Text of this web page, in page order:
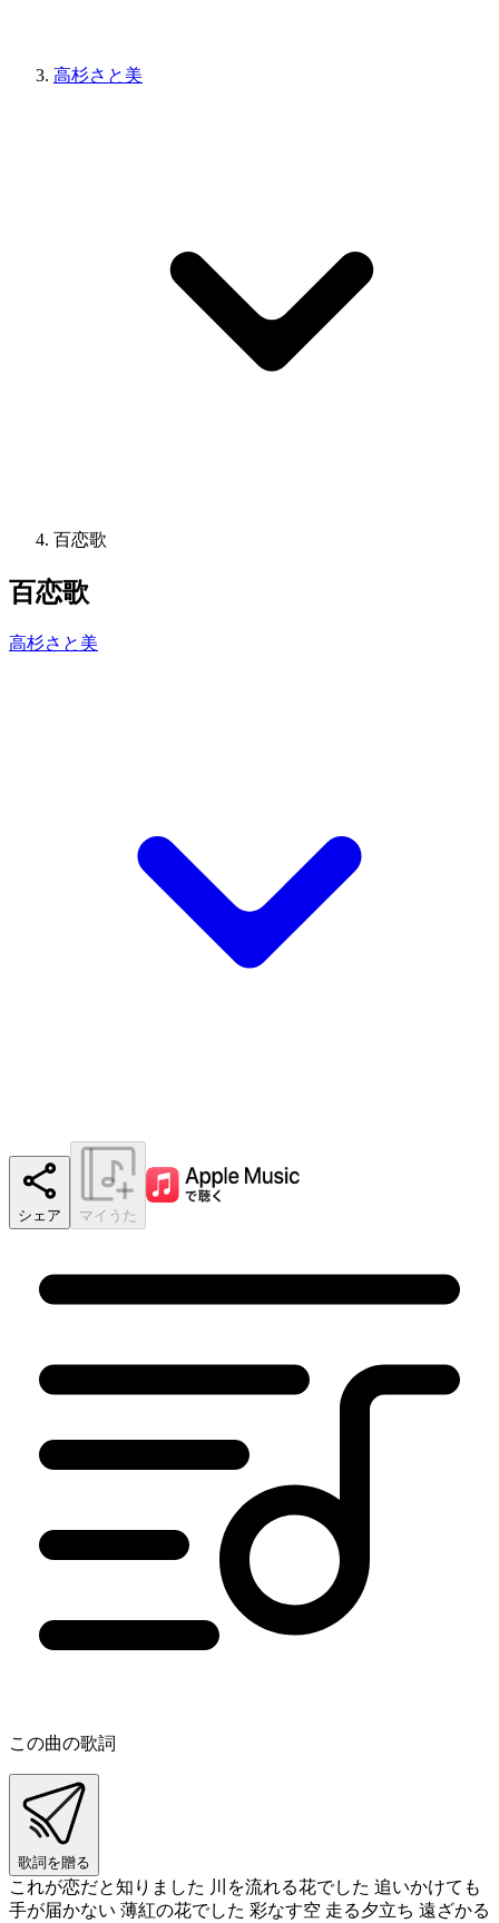
高杉さと美
百恋歌
百恋歌
高杉さと美
シェア マイうた
この曲の歌詞
歌詞を贈る
これが恋だと知りました 川を流れる花でした 追いかけても
手が届かない 薄紅の花でした 彩なす空 走る夕立ち 遠ざかる